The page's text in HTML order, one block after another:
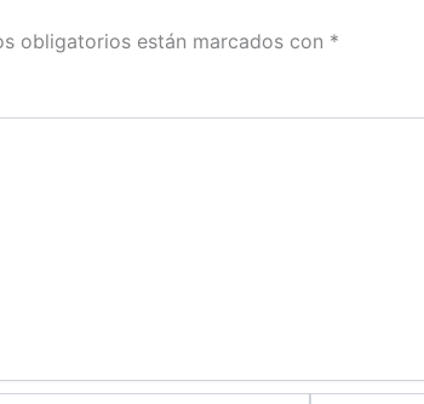
obligatorios están marcados con *